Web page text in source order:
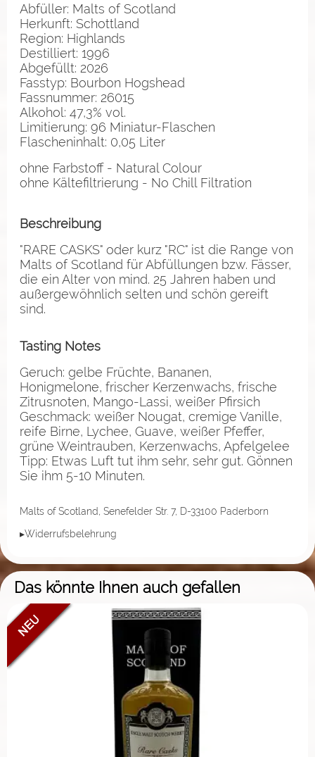
Abfüller: Malts of Scotland
Herkunft: Schottland
Region: Highlands
Destilliert: 1996
Abgefüllt: 2026
Fasstyp: Bourbon Hogshead
Fassnummer: 26015
Alkohol: 47,3% vol.
Limitierung: 96 Miniatur-Flaschen
Flascheninhalt: 0,05 Liter
ohne Farbstoff - Natural Colour
ohne Kältefiltrierung - No Chill Filtration
Beschreibung
"RARE CASKS" oder kurz "RC" ist die Range von
Malts of Scotland für Abfüllungen bzw. Fässer,
die ein Alter von mind. 25 Jahren haben und
außergewöhnlich selten und schön gereift
sind.
Tasting Notes
Geruch: gelbe Früchte, Bananen,
Honigmelone, frischer Kerzenwachs, frische
Zitrusnoten, Mango-Lassi, weißer Pfirsich
Geschmack: weißer Nougat, cremige Vanille,
reife Birne, Lychee, Guave, weißer Pfeffer,
grüne Weintrauben, Kerzenwachs, Apfelgelee
Tipp: Etwas Luft tut ihm sehr, sehr gut. Gönnen
Sie ihm 5-10 Minuten.
Malts of Scotland, Senefelder Str. 7, D-33100 Paderborn
▸Widerrufsbelehrung
Das könnte Ihnen auch gefallen